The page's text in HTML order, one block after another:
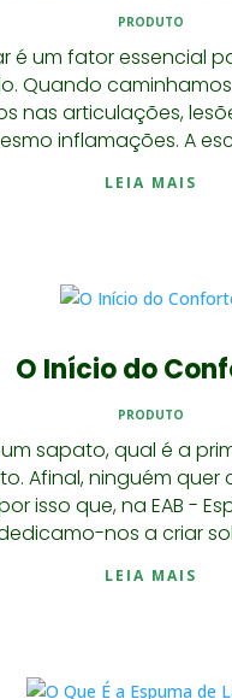
PRODUTO
é um fator essencial
Quando
nas articulações,
inflamações. A
LEIA MAIS
O Início do
PRODUTO
sapato, qual é a
Afinal, ninguém
isso que, na EAB -
nos a criar
LEIA MAIS